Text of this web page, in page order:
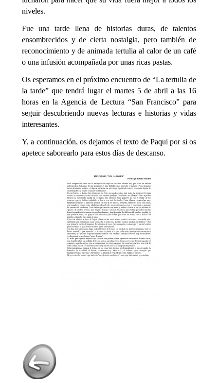
niveles.
Fue una tarde llena de historias duras, de talentos
ensombrecidos y de cierta nostalgia, pero también de
reconocimiento y de animada tertulia al calor de un café
o una infusión acompañada por unas ricas pastas.
Os esperamos en el próximo encuentro de “La tertulia de
la tarde” que tendrá lugar el martes 5 de abril a las 16
horas en la Agencia de Lectura “San Francisco” para
seguir descubriendo nuevas lecturas e historias y vidas
interesantes.
Y, a continuación, os dejamos el texto de Paqui por si os
apetece saborearlo para estos días de descanso.